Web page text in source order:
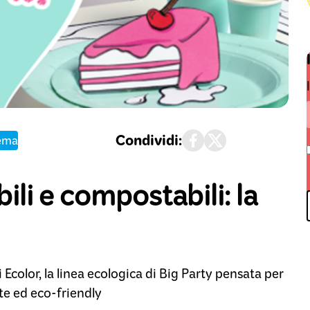
Condividi:
e compostabili: la
la linea ecologica di Big Party pensata per
ed eco-friendly